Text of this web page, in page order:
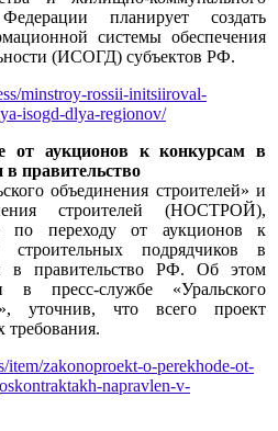
планирует создать
системы обеспечения
(ИСОГД) субъектов РФ.
minstroy-rossii-initsiiroval-
isogd-dlya-regionov/
от аукционов к конкурсам в
в правительство
объединения строителей» и
строителей (НОСТРОЙ),
по переходу от аукционов к
подрядчиков в
в правительство РФ. Об этом
в пресс-службе «Уральского
уточнив, что всего проект
требования.
zakonoproekt-o-perekhode-ot-
napravlen-v-